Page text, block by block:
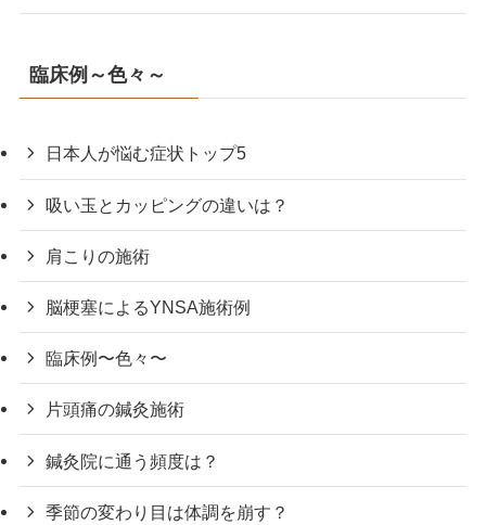
臨床例～色々～
日本人が悩む症状トップ5
吸い玉とカッピングの違いは？
肩こりの施術
脳梗塞によるYNSA施術例
臨床例〜色々〜
片頭痛の鍼灸施術
鍼灸院に通う頻度は？
季節の変わり目は体調を崩す？